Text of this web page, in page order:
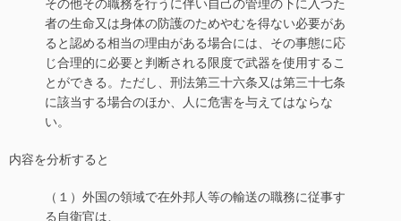
者の生命又は身体の防護のためやむを得ない必要があ
ると認める相当の理由がある場合には、その事態に応
じ合理的に必要と判断される限度で武器を使用するこ
とができる。ただし、刑法第三十六条又は第三十七条
に該当する場合のほか、人に危害を与えてはならな
い。
内容を分析すると
（１）外国の領域で在外邦人等の輸送の職務に従事す
る自衛官は、